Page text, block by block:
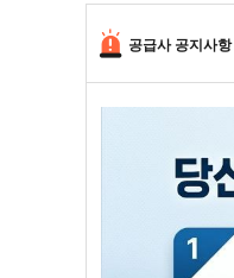
공급사 공지사항